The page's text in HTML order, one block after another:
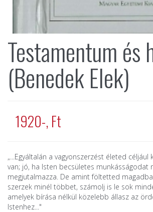
Testamentum és
(Benedek Elek)
1920-, Ft
„...Egyáltalán a vagyonszerzést életed céljául
van; jó, ha Isten becsületes munkásságodat
megjutalmazza. De amint föltetted
szerzek minél többet, számolj is le sok
amelyek bírása nélkül közelebb állasz az
Istenhez..."